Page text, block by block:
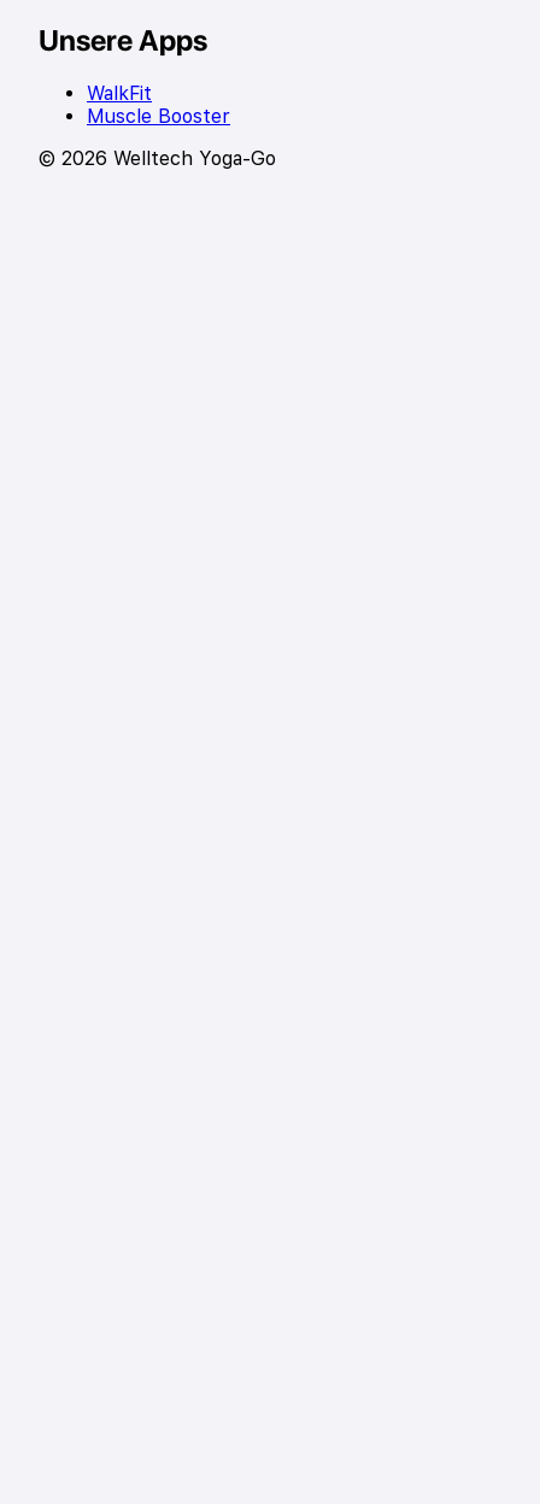
Unsere Apps
WalkFit
Muscle Booster
© 2026 Welltech Yoga-Go